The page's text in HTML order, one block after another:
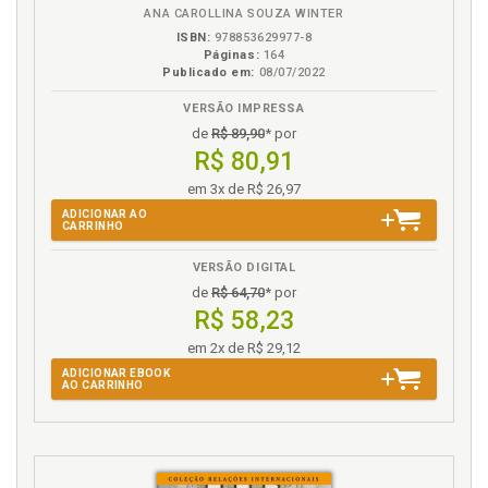
francês, p. 79
Francês. Minorias religiosas na Europa: o caso
Integração. Cultura como elemento de integração na
Integração européia. Cultura e a evolução do Estado
nacional na Europa, p. 23
Interculturalismo. Diálogo intercultural e o
reconhecimento das diferenças entre os povos e as
Interculturalismo. Direitos fundamentais e
democracia: a convivência com o multiculturalismo,
p. 35
Introdução, p. 15
Lingüística. Concepção multicultural na Europa:
ANA CAROLLINA SOUZA WINTER
ISBN: 978853629977-8
Páginas: 164
Publicado em: 08/07/2022
VERSÃO IMPRESSA
de R$ 89,90* por
R$ 80,91
em 3x de R$ 26,97
ADICIONAR AO
CARRINHO
VERSÃO DIGITAL
de R$ 64,70* por
R$ 58,23
em 2x de R$ 29,12
ADICIONAR EBOOK
AO CARRINHO